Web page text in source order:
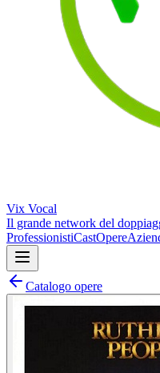
Vix Vocal
Il grande network del
ProfessionistiCastOpere
Catalogo opere